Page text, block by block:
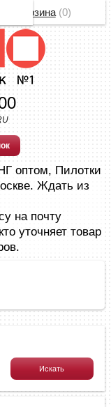
оптом, Пилотки
Ждать из
на почту
уточняет товар
Корзина(0)